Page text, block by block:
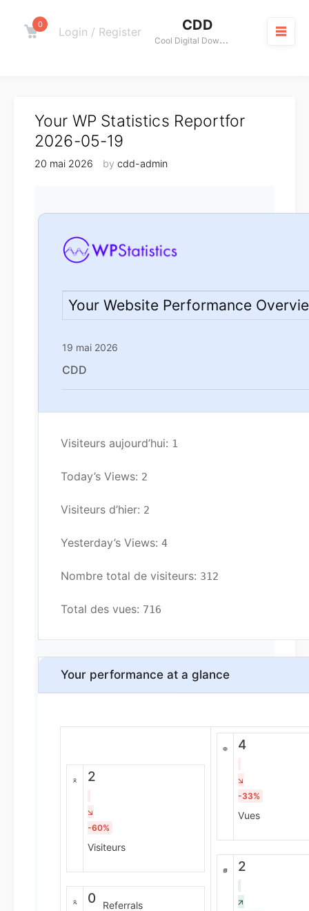
content
CDD
C
ool Digital Download
Cart
0
Login / Register
Your WP Statistics Reportfor
2026-05-19
20 mai 2026 by cdd-admin
Your Website Performance
19 mai 2026
CDD
Visiteurs aujourd’hui: 1
Today’s Views: 2
Visiteurs d’hier: 2
Yesterday’s Views: 4
Nombre total de visiteurs: 312
Total des vues: 716
Your performance at a glance
2
-60%
Visiteurs
0 Referrals
4
-33%
Vues
2